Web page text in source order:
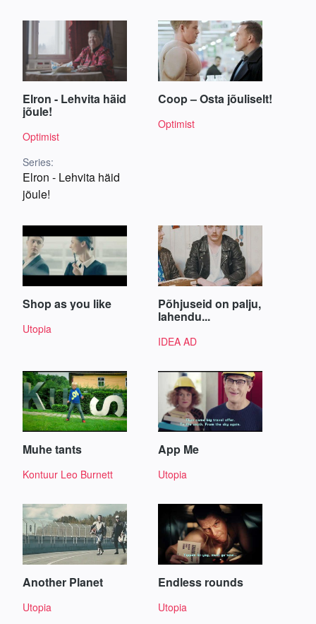
Elron - Lehvita häid
jõule!
Optimist
Series:
Elron - Lehvita häid
jõule!
Coop – Osta jõuliselt!
Optimist
Shop as you like
Utopia
Põhjuseid on palju,
lahendu...
IDEA AD
Muhe tants
Kontuur Leo Burnett
App Me
Utopia
Another Planet
Utopia
Endless rounds
Utopia